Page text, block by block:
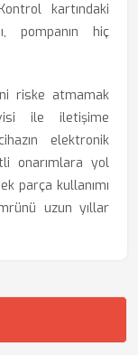
kartındaki
pompanın hiç
riske atmamak
ile iletişime
elektronik
onarımlara yol
parça kullanımı
uzun yıllar